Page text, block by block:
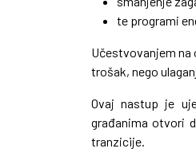
te programi
Učestvovanjem
trošak, nego
Ovaj nastup je
građanima otvori
tranzicije.